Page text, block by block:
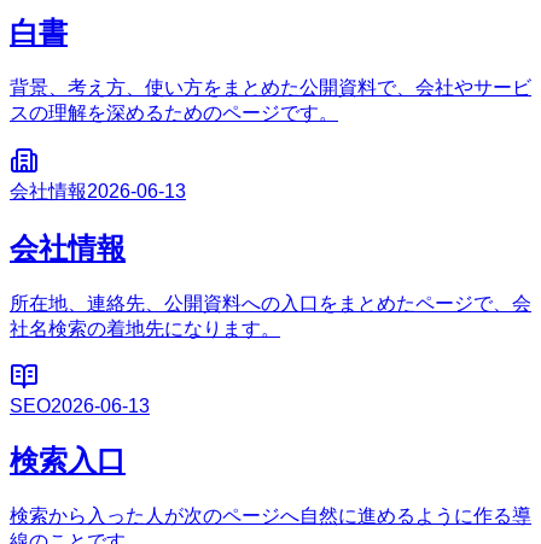
白書
背景、考え方、使い方をまとめた公開資料で、会社やサービ
スの理解を深めるためのページです。
会社情報2026-06-13
会社情報
所在地、連絡先、公開資料への入口をまとめたページで、会
社名検索の着地先になります。
SEO2026-06-13
検索入口
検索から入った人が次のページへ自然に進めるように作る導